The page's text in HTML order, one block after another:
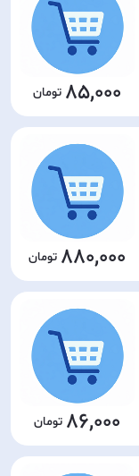
85,000
880,000
86,000